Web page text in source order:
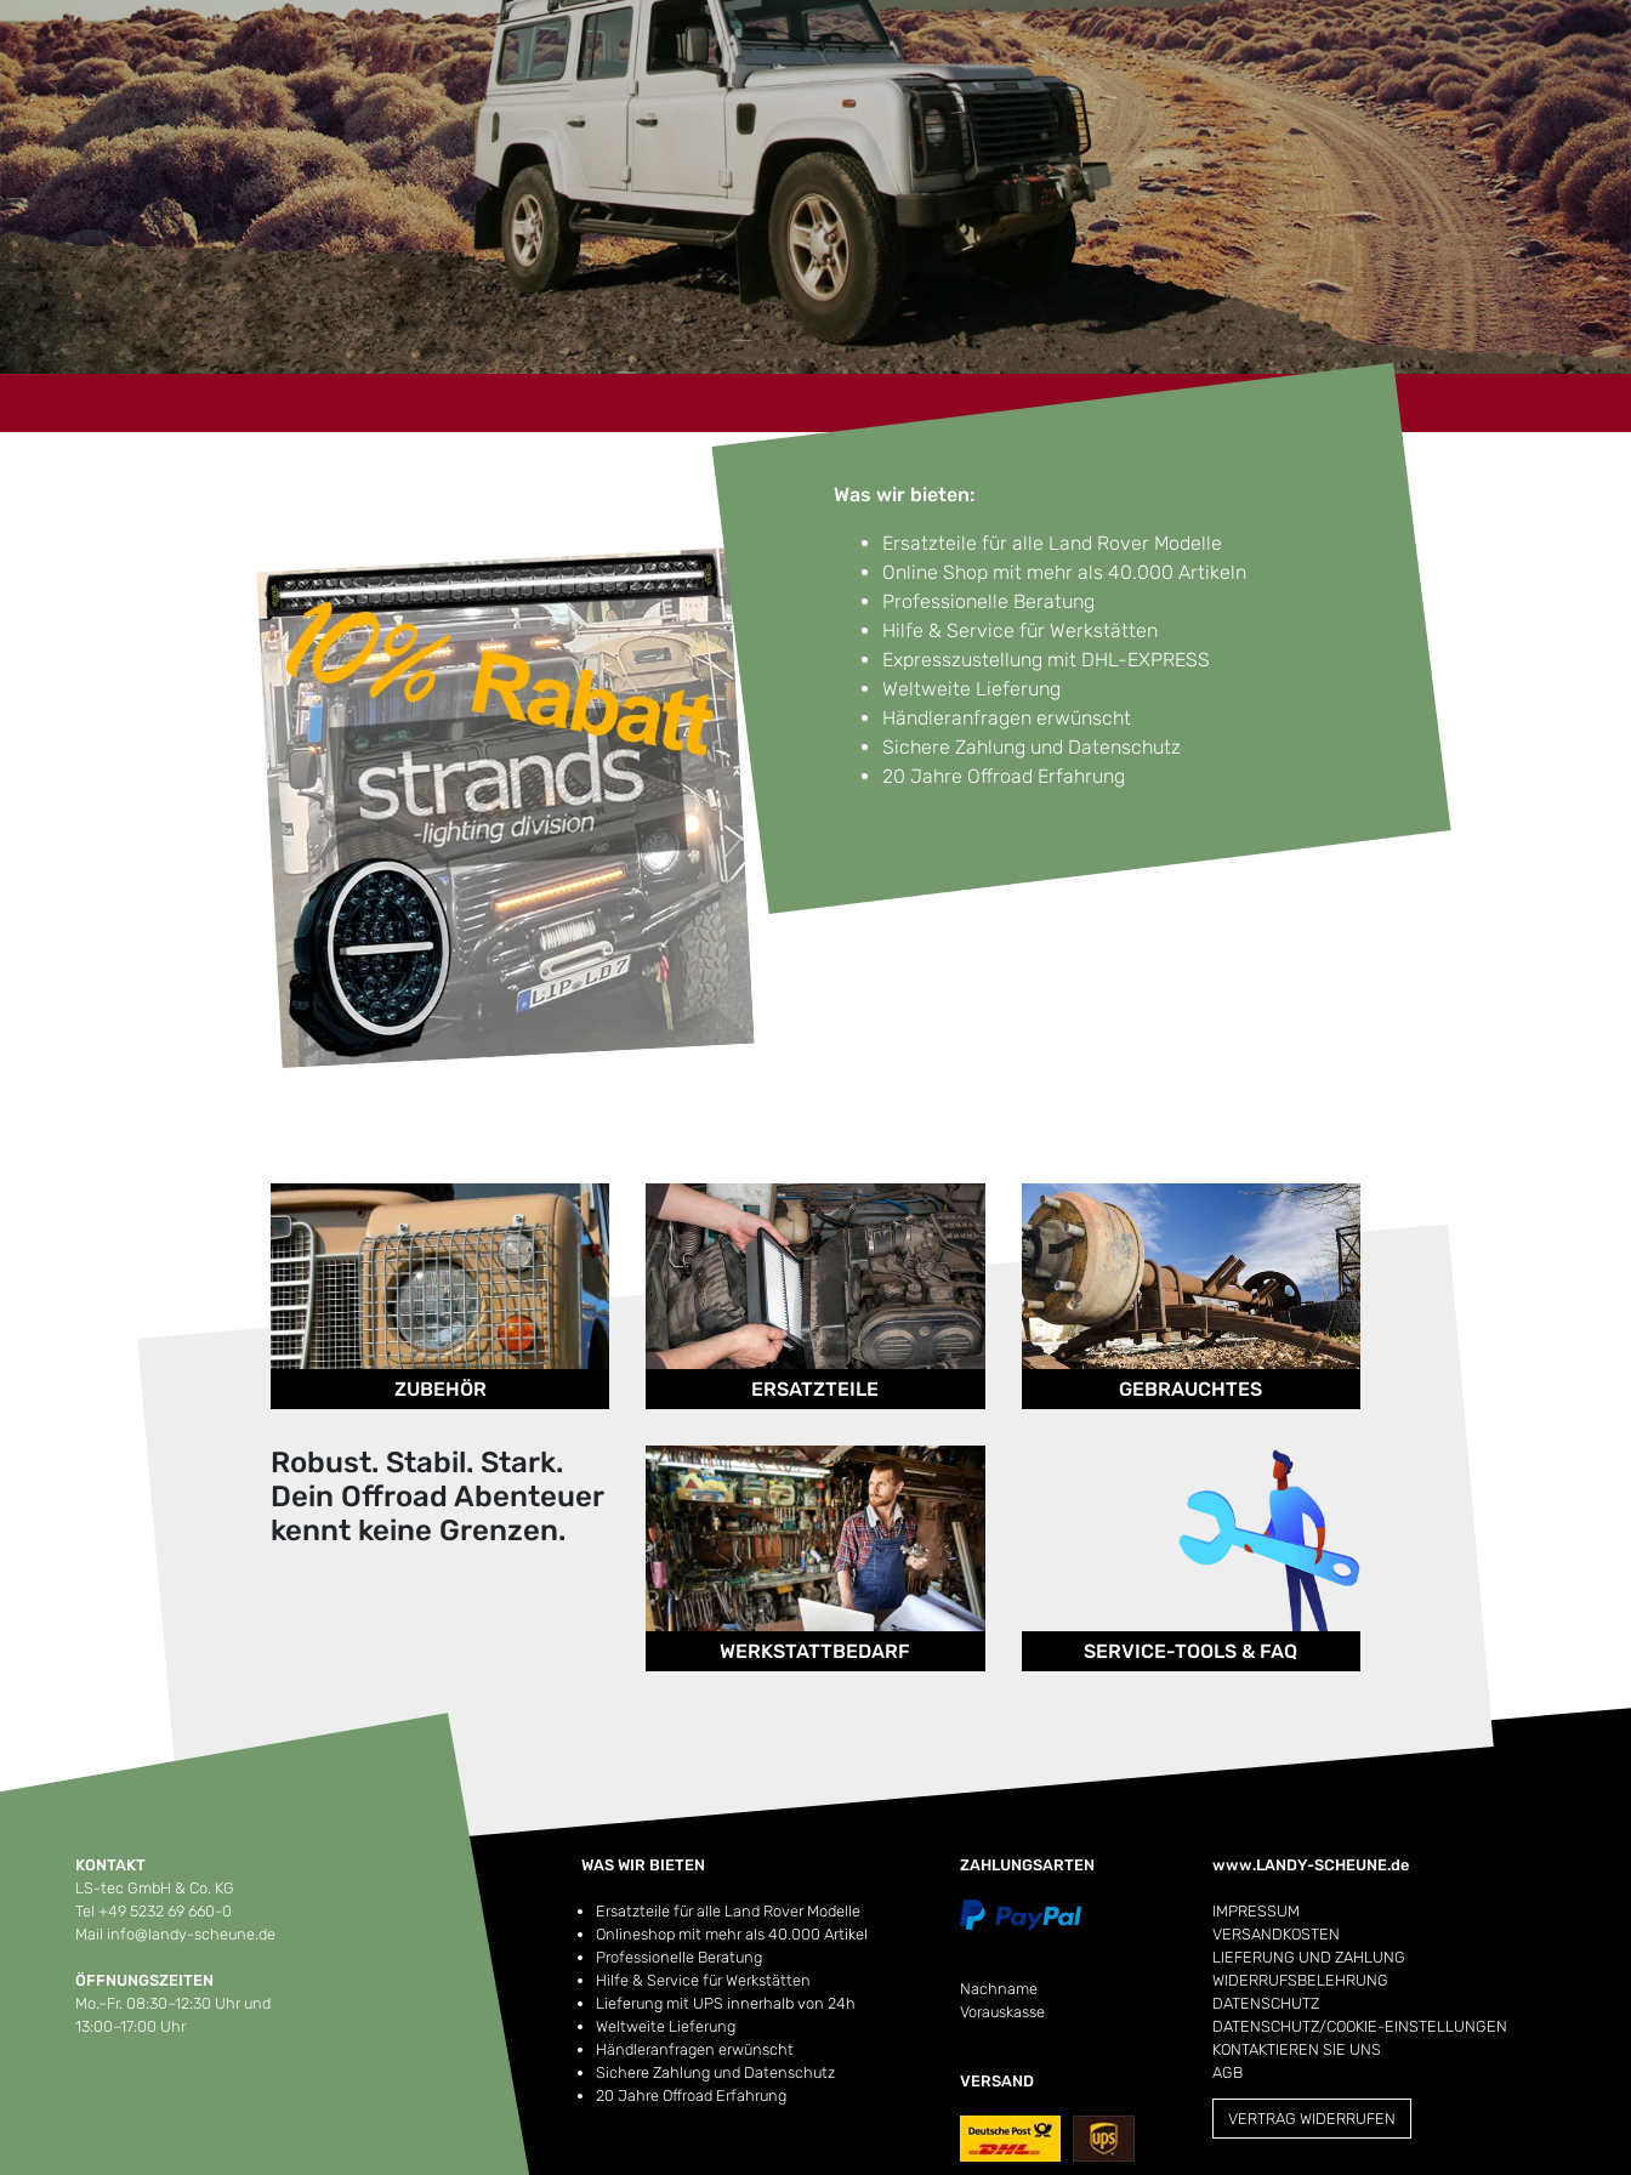
Was wir bieten:
Ersatzteile für alle Land Rover Modelle
Online Shop mit mehr als 40.000 Artikeln
Professionelle Beratung
Hilfe & Service für Werkstätten
Expresszustellung mit DHL-EXPRESS
Weltweite Lieferung
Händleranfragen erwünscht
Sichere Zahlung und Datenschutz
20 Jahre Offroad Erfahrung
ZUBEHÖR ERSATZTEILE GEBRAUCHTES
Robust. Stabil. Stark.
Dein Offroad Abenteuer
kennt keine Grenzen.
WERKSTATTBEDARF SERVICE-TOOLS & FAQ
KONTAKT
LS-tec GmbH & Co. KG
Tel +49 5232 69 660-0
Mail info@landy-scheune.de
ÖFFNUNGSZEITEN
Mo.–Fr. 08:30–12:30 Uhr und
13:00–17:00 Uhr
WAS WIR BIETEN
Ersatzteile für alle Land Rover Modelle
Onlineshop mit mehr als 40.000 Artikel
Professionelle Beratung
Hilfe & Service für Werkstätten
Lieferung mit UPS innerhalb von 24h
Weltweite Lieferung
Händleranfragen erwünscht
Sichere Zahlung und Datenschutz
20 Jahre Offroad Erfahrung
ZAHLUNGSARTEN
Nachname
Vorauskasse
VERSAND
www.LANDY-SCHEUNE.de
IMPRESSUM
VERSANDKOSTEN
LIEFERUNG UND ZAHLUNG
WIDERRUFSBELEHRUNG
DATENSCHUTZ
DATENSCHUTZ/COOKIE-EINSTELLUNGEN
KONTAKTIEREN SIE UNS
AGB
VERTRAG WIDERRUFEN